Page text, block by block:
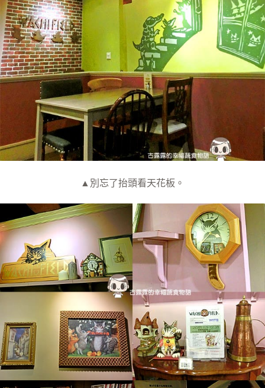
▲別忘了抬頭看天花板。